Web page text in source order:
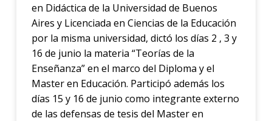
en Didáctica de la Universidad de Buenos
Aires y Licenciada en Ciencias de la Educación
por la misma universidad, dictó los días 2 , 3 y
16 de junio la materia “Teorías de la
Enseñanza” en el marco del Diploma y el
Master en Educación. Participó además los
días 15 y 16 de junio como integrante externo
de las defensas de tesis del Master en